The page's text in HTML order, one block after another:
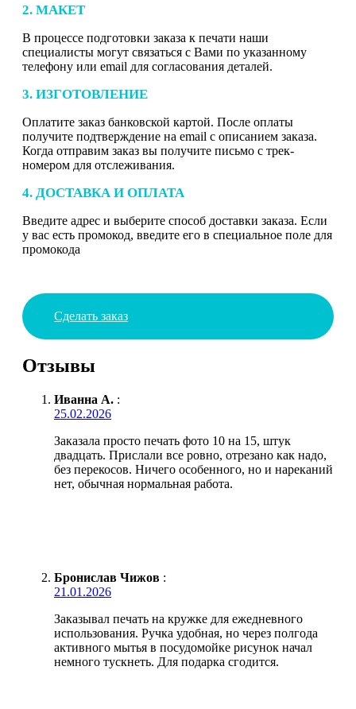
2. МАКЕТ
В процессе подготовки заказа к печати наши
специалисты могут связаться с Вами по указанному
телефону или email для согласования деталей.
3. ИЗГОТОВЛЕНИЕ
Оплатите заказ банковской картой. После оплаты
получите подтверждение на email с описанием заказа.
Когда отправим заказ вы получите письмо с трек-
номером для отслеживания.
4. ДОСТАВКА И ОПЛАТА
Введите адрес и выберите способ доставки заказа. Если
у вас есть промокод, введите его в специальное поле для
промокода
Сделать заказ
Отзывы
Иванна А. :
25.02.2026
Заказала просто печать фото 10 на 15, штук
двадцать. Прислали все ровно, отрезано как надо,
без перекосов. Ничего особенного, но и нареканий
нет, обычная нормальная работа.
Бронислав Чижов :
21.01.2026
Заказывал печать на кружке для ежедневного
использования. Ручка удобная, но через полгода
активного мытья в посудомойке рисунок начал
немного тускнеть. Для подарка сгодится.